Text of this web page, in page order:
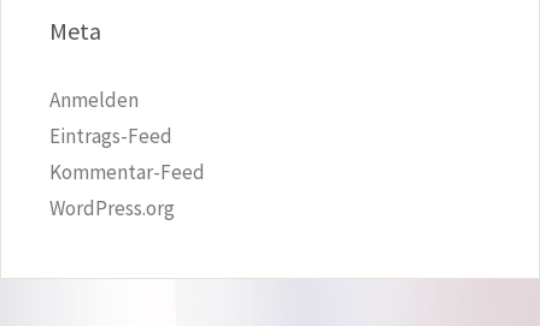
Meta
Anmelden
Eintrags-Feed
Kommentar-Feed
WordPress.org